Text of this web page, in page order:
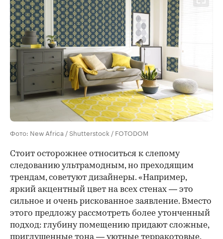
Фото: New Africa / Shutterstock / FOTODOM
Стоит осторожнее относиться к слепому
следованию ультрамодным, но преходящим
трендам, советуют дизайнеры. «Например,
яркий акцентный цвет на всех стенах — это
сильное и очень рискованное заявление. Вместо
этого предложу рассмотреть более утонченный
подход: глубину помещению придают сложные,